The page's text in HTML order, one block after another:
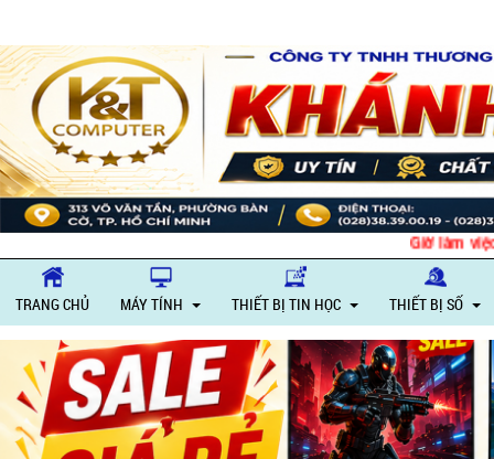
Giờ làm việc:
TRANG CHỦ MÁY TÍNH THIẾT BỊ TIN HỌC THIẾT BỊ SỐ